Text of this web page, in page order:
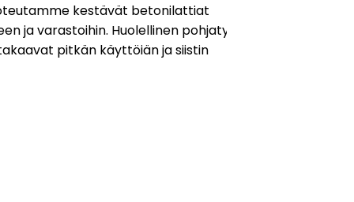
kestävät betonilattiat
ja varastoihin. Huolellinen pohjatyö
pitkän käyttöiän ja siistin